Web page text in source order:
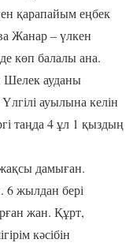
қарапайым еңбек
Жанар – үлкен
көп балалы ана.
ауданы
ауылына келін
таңда 4 ұл 1 қыздың
дамыған.
6 жылдан бері
жан. Құрт,
кәсібін